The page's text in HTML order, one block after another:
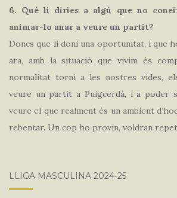
6. Què li diries a algú que no
animar-lo anar a veure un partit?
Doncs que li doni una oportunitat, i que
ara, amb la situació que vivim és
normalitat torni a les nostres vides,
veure un partit a Puigcerdà, i a poder
veure el que realment és un ambient
rebentar. Un cop ho provin, voldran
LLIGA MASCULINA 2024-25